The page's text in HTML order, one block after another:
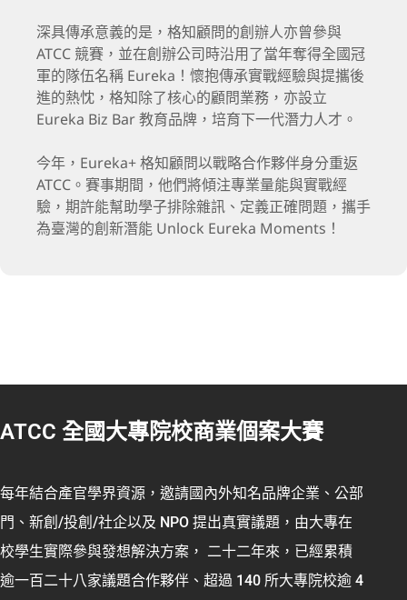
深具傳承意義的是，格知顧問的創辦人亦曾參與
ATCC 競賽，並在創辦公司時沿用了當年奪得全國冠
軍的隊伍名稱 Eureka！懷抱傳承實戰經驗與提攜後
進的熱忱，格知除了核心的顧問業務，亦設立
Eureka Biz Bar 教育品牌，培育下一代潛力人才。
今年，Eureka+ 格知顧問以戰略合作夥伴身分重返
ATCC。賽事期間，他們將傾注專業量能與實戰經
驗，期許能幫助學子排除雜訊、定義正確問題，攜手
為臺灣的創新潛能 Unlock Eureka Moments！
ATCC 全國大專院校商業個案大賽
每年結合產官學界資源，邀請國內外知名品牌企業、公部
門、新創/投創/社企以及 NPO 提出真實議題，由大專在
校學生實際參與發想解決方案， 二十二年來，已經累積
逾一百二十八家議題合作夥伴、超過 140 所大專院校逾 4